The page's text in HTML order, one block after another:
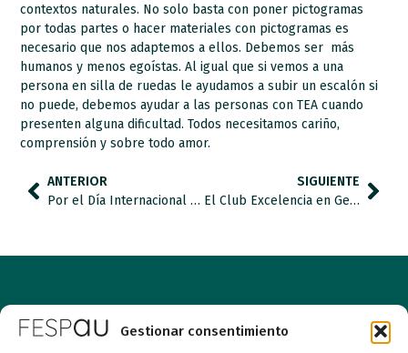
Gestionar consentimiento
contextos naturales. No solo basta con poner pictogramas
por todas partes o hacer materiales con pictogramas es
necesario que nos adaptemos a ellos. Debemos ser más
humanos y menos egoístas. Al igual que si vemos a una
persona en silla de ruedas le ayudamos a subir un escalón si
no puede, debemos ayudar a las personas con TEA cuando
presenten alguna dificultad. Todos necesitamos cariño,
comprensión y sobre todo amor.
ANTERIOR
Por el Día Internacional del Asperger, entrevistamos a Álvaro Villegas Jiménez.
SIGUIENTE
El Club Excelencia en Gestión renueva la certificación internacional Sello EFQM 300 a la federación.